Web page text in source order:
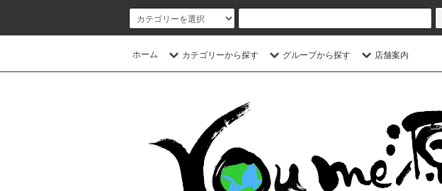
ホーム カテゴリーから探す グループから探す 店舗案内